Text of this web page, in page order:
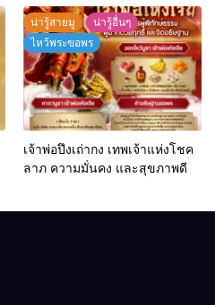
น่ารู้สายมู
น่ารู้อื่นๆ
ไหว้พระขอพร
เจ้าพ่อปึงเถ่ากง เทพเจ้าแห่งโชค
ลาภ ความมั่นคง และสุขภาพดี